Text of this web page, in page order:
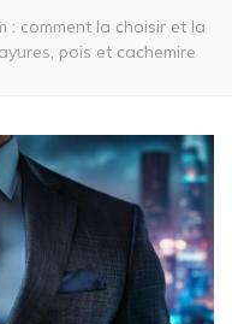
: comment la choisir et la
pois et cachemire